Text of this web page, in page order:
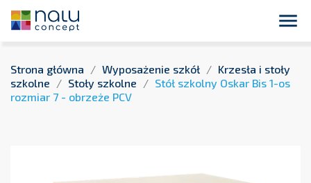
Płatność przelewem bankowym 14 dni dla podmiotów
close

Strona główna Wyposażenie szkół
Krzesła i stoły
szkolne
Stoły szkolne
Stół szkolny Oskar Bis 1-os
rozmiar 7 - obrzeże PCV